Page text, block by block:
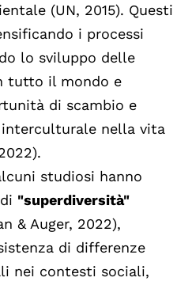
(UN, 2015). Questi
i processi
lo sviluppo delle
tutto il mondo e
di scambio e
nella vita
studiosi hanno
"superdiversità"
& Auger, 2022),
di differenze
nei contesti sociali,